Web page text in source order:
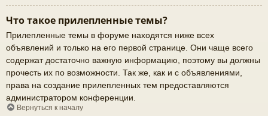
Что такое прилепленные темы?
Прилепленные темы в форуме находятся ниже всех
объявлений и только на его первой странице. Они чаще всего
содержат достаточно важную информацию, поэтому вы должны
прочесть их по возможности. Так же, как и с объявлениями,
права на создание прилепленных тем предоставляются
администратором конференции.
Вернуться к началу